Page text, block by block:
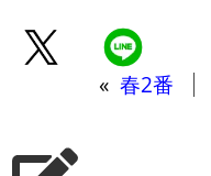
« 春2番